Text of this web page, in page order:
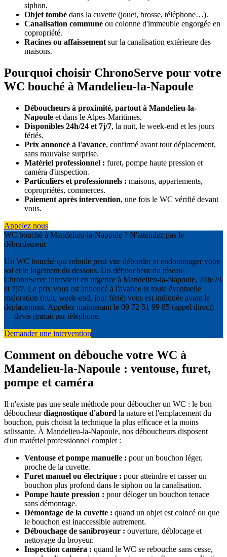
siphon.
Objet tombé dans la cuvette (jouet, brosse, téléphone…).
Canalisation commune ou colonne d'immeuble engorgée en
copropriété.
Racines ou affaissement sur la canalisation extérieure des
maisons.
Pourquoi choisir ChronoServe pour votre
WC bouché à Mandelieu-la-Napoule
Déboucheurs à proximité, partout à Mandelieu-la-
Napoule et dans le Alpes-Maritimes.
Disponibles 24h/24 et 7j/7, la nuit, le week-end et les jours
fériés.
Prix annoncé à l'avance, confirmé avant tout déplacement,
sans mauvaise surprise.
Matériel professionnel : furet, pompe haute pression et
caméra d'inspection.
Particuliers et professionnels : maisons, appartements,
copropriétés, commerces.
Paiement après intervention, une fois le WC vérifié devant
vous.
Appelez nous
WC bouché à Mandelieu-la-Napoule ? N'attendez pas le
débordement
Un WC bouché qui refoule peut vite déborder et endommager votre
sol et le logement du dessous. Un déboucheur du réseau
ChronoServe intervient en urgence à Mandelieu-la-Napoule, 24h/24
et 7j/7. Le prix vous est annoncé à l'avance et toute éventuelle
majoration (nuit, week-end, jour férié) vous est indiquée avant le
déplacement. Appelez maintenant le 09 72 51 99 85 (appel direct)
— devis gratuit par téléphone.
Demander une intervention
Comment on débouche votre WC à
Mandelieu-la-Napoule : ventouse, furet,
pompe et caméra
Il n'existe pas une seule méthode pour déboucher un WC : le bon
déboucheurdiagnostique d'abord la nature et l'emplacement du
bouchon, puis choisit la technique la plus efficace et la moins
salissante. À Mandelieu-la-Napoule, nos déboucheurs disposent
d'un matériel professionnel complet :
Ventouse et pompe manuelle : pour un bouchon léger,
proche de la cuvette.
Furet manuel ou électrique : pour atteindre et casser un
bouchon plus profond dans le siphon ou la canalisation.
Pompe haute pression : pour déloger un bouchon tenace
sans démontage.
Démontage de la cuvette : quand un objet est coincé ou que
le bouchon est inaccessible autrement.
Débouchage de sanibroyeur : ouverture, déblocage et
nettoyage du broyeur.
Inspection caméra : quand le WC se rebouche sans cesse,